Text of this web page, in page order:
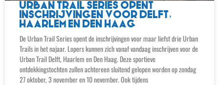
URBAN TRAIL SERIES OPENT
INSCHRIJVINGEN VOOR DELFT,
HAARLEM EN DEN HAAG
De Urban Trail Series opent de inschrijvingen voor maar liefst drie Urban
Trails in het najaar. Lopers kunnen zich vanaf vandaag inschrijven voor de
Urban Trail Delft, Haarlem en Den Haag. Deze sportieve
ontdekkingstochten zullen achtereen sluitend gelopen worden op zondag
27 oktober, 3 november en 10 november. Ook tijdens